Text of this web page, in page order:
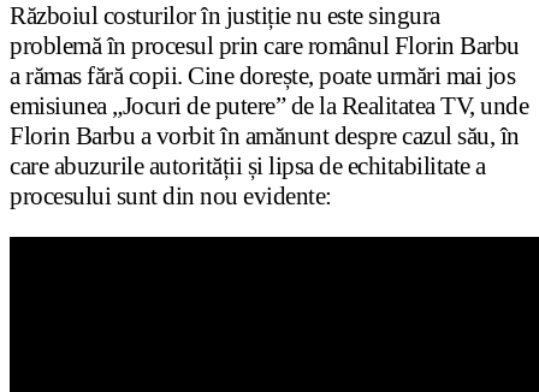
Războiul costurilor în justiție nu este singura
problemă în procesul prin care românul Florin Barbu
a rămas fără copii. Cine dorește, poate urmări mai jos
emisiunea „Jocuri de putere” de la Realitatea TV, unde
Florin Barbu a vorbit în amănunt despre cazul său, în
care abuzurile autorității și lipsa de echitabilitate a
procesului sunt din nou evidente: